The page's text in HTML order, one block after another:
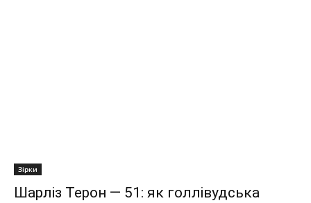
Зірки
Шарліз Терон — 51: як голлівудська